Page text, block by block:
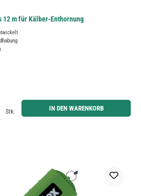
12 m für Kälber-Enthornung
Wert ein oder benutze die Schaltflächen um die Anzahl zu
Stk. IN DEN WARENKORB